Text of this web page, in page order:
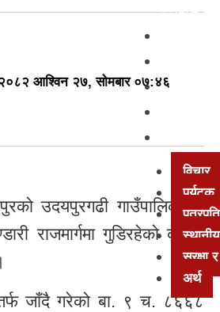
प्रविधि
विचार
पर्यटक
सुरक्षा
अर्थ
आश्विन २७, सोमबार ०७:४६
उदयपुरगढी गाउँपालिका–७
राजमार्गमा गुडिरहेको कारमा
जाँदै गरेको बा. ९ च. ८६६८